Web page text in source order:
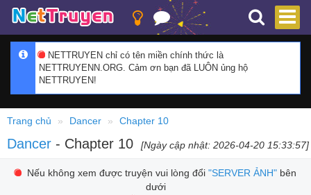
NETTRUYEN chỉ có tên miền chính thức là
NETTRUYENN.ORG. Cảm ơn bạn đã LUÔN ủng hộ
NETTRUYEN!
Trang chủ Dancer Chapter 10
Dancer - Chapter 10 [Ngày cập nhật: 2026-04-20 15:33:57]
Nếu không xem được truyện vui lòng đổi "SERVER ẢNH"bên
dưới